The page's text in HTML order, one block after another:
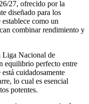
27, ofrecido por la
diseñado para los
como un
combinar rendimiento y
Liga Nacional de
equilibrio perfecto entre
cuidadosamente
lo cual es esencial
potentes.